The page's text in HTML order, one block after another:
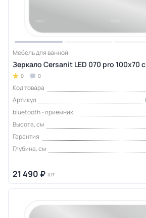
Мебель для ванной
Зеркало Cersanit LED 070 pro 100x70
0 0
Код товара
Артикул
bluetooth - приемник
Высота, см
Гарантия
Глубина, см
21 490 ₽ шт